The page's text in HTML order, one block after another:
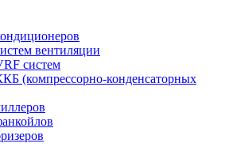
вентиляции
систем
(компрессорно-конденсаторных